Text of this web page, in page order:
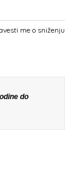
me o sniženju
do